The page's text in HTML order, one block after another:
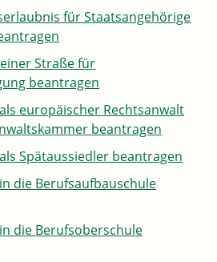
für Staatsangehörige
Straße für
beantragen
europäischer Rechtsanwalt
beantragen
Spätaussiedler beantragen
die Berufsaufbauschule
die Berufsoberschule